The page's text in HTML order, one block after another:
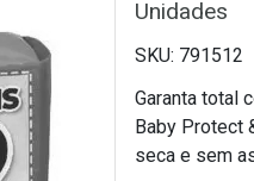
Unidades
791512
Garanta total
Baby Protect
seca e sem